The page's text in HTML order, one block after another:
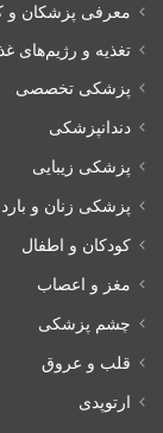
معرفی پزشکان و
تغذیه و رژیم‌های
پزشکی تخصصی
دندانپزشکی
پزشکی زیبایی
پزشکی زنان و
کودکان و اطفال
مغز و اعصاب
چشم پزشکی
قلب و عروق
ارتوپدی